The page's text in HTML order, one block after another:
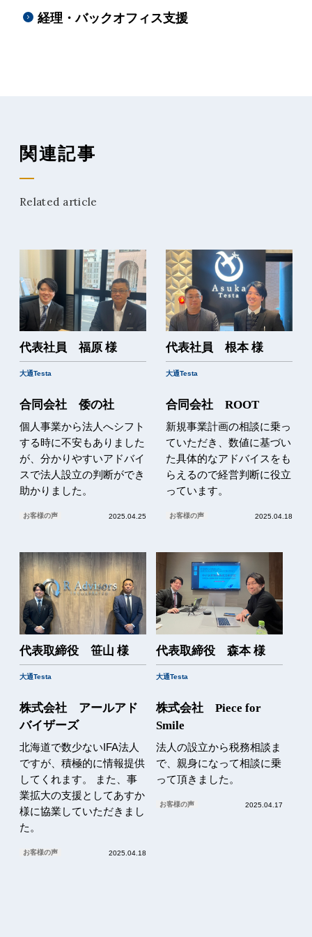
経理・バックオフィス支援
関連記事
Related article
代表社員 福原 様
大通Testa
合同会社 倭の社
個人事業から法人へシフト
する時に不安もありました
が、分かりやすいアドバイ
スで法人設立の判断ができ
助かりました。
お客様の声 2025.04.25
代表社員 根本 様
大通Testa
合同会社 ROOT
新規事業計画の相談に乗っ
ていただき、数値に基づい
た具体的なアドバイスをも
らえるので経営判断に役立
っています。
お客様の声 2025.04.18
代表取締役 笹山 様
大通Testa
株式会社 アールアド
バイザーズ
北海道で数少ないIFA法人
ですが、積極的に情報提供
してくれます。 また、事
業拡大の支援としてあすか
様に協業していただきまし
た。
お客様の声 2025.04.18
代表取締役 森本 様
大通Testa
株式会社 Piece for
Smile
法人の設立から税務相談ま
で、親身になって相談に乗
って頂きました。
お客様の声 2025.04.17